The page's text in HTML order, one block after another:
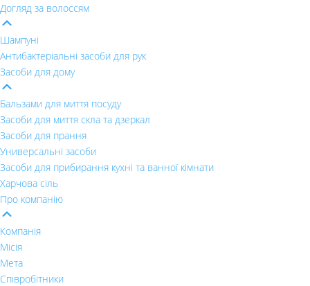
Догляд за волоссям
Шампуні
Антибактеріальні засоби для рук
Засоби для дому
Бальзами для миття посуду
Засоби для миття скла та дзеркал
Засоби для прання
Универсальні засоби
Засоби для прибирання кухні та ванної кімнати
Харчова сіль
Про компанію
Компанія
Місія
Мета
Співробітники